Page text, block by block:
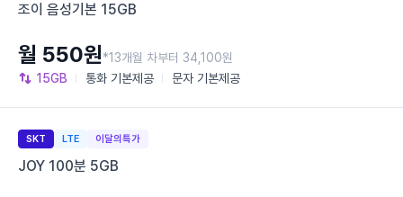
조이 음성기본 15GB
15GB 통화 기본제공 문자 기본제공
월 550원*13개월 차부터 34,100원
SKT LTE 이달의특가
JOY 100분 5GB